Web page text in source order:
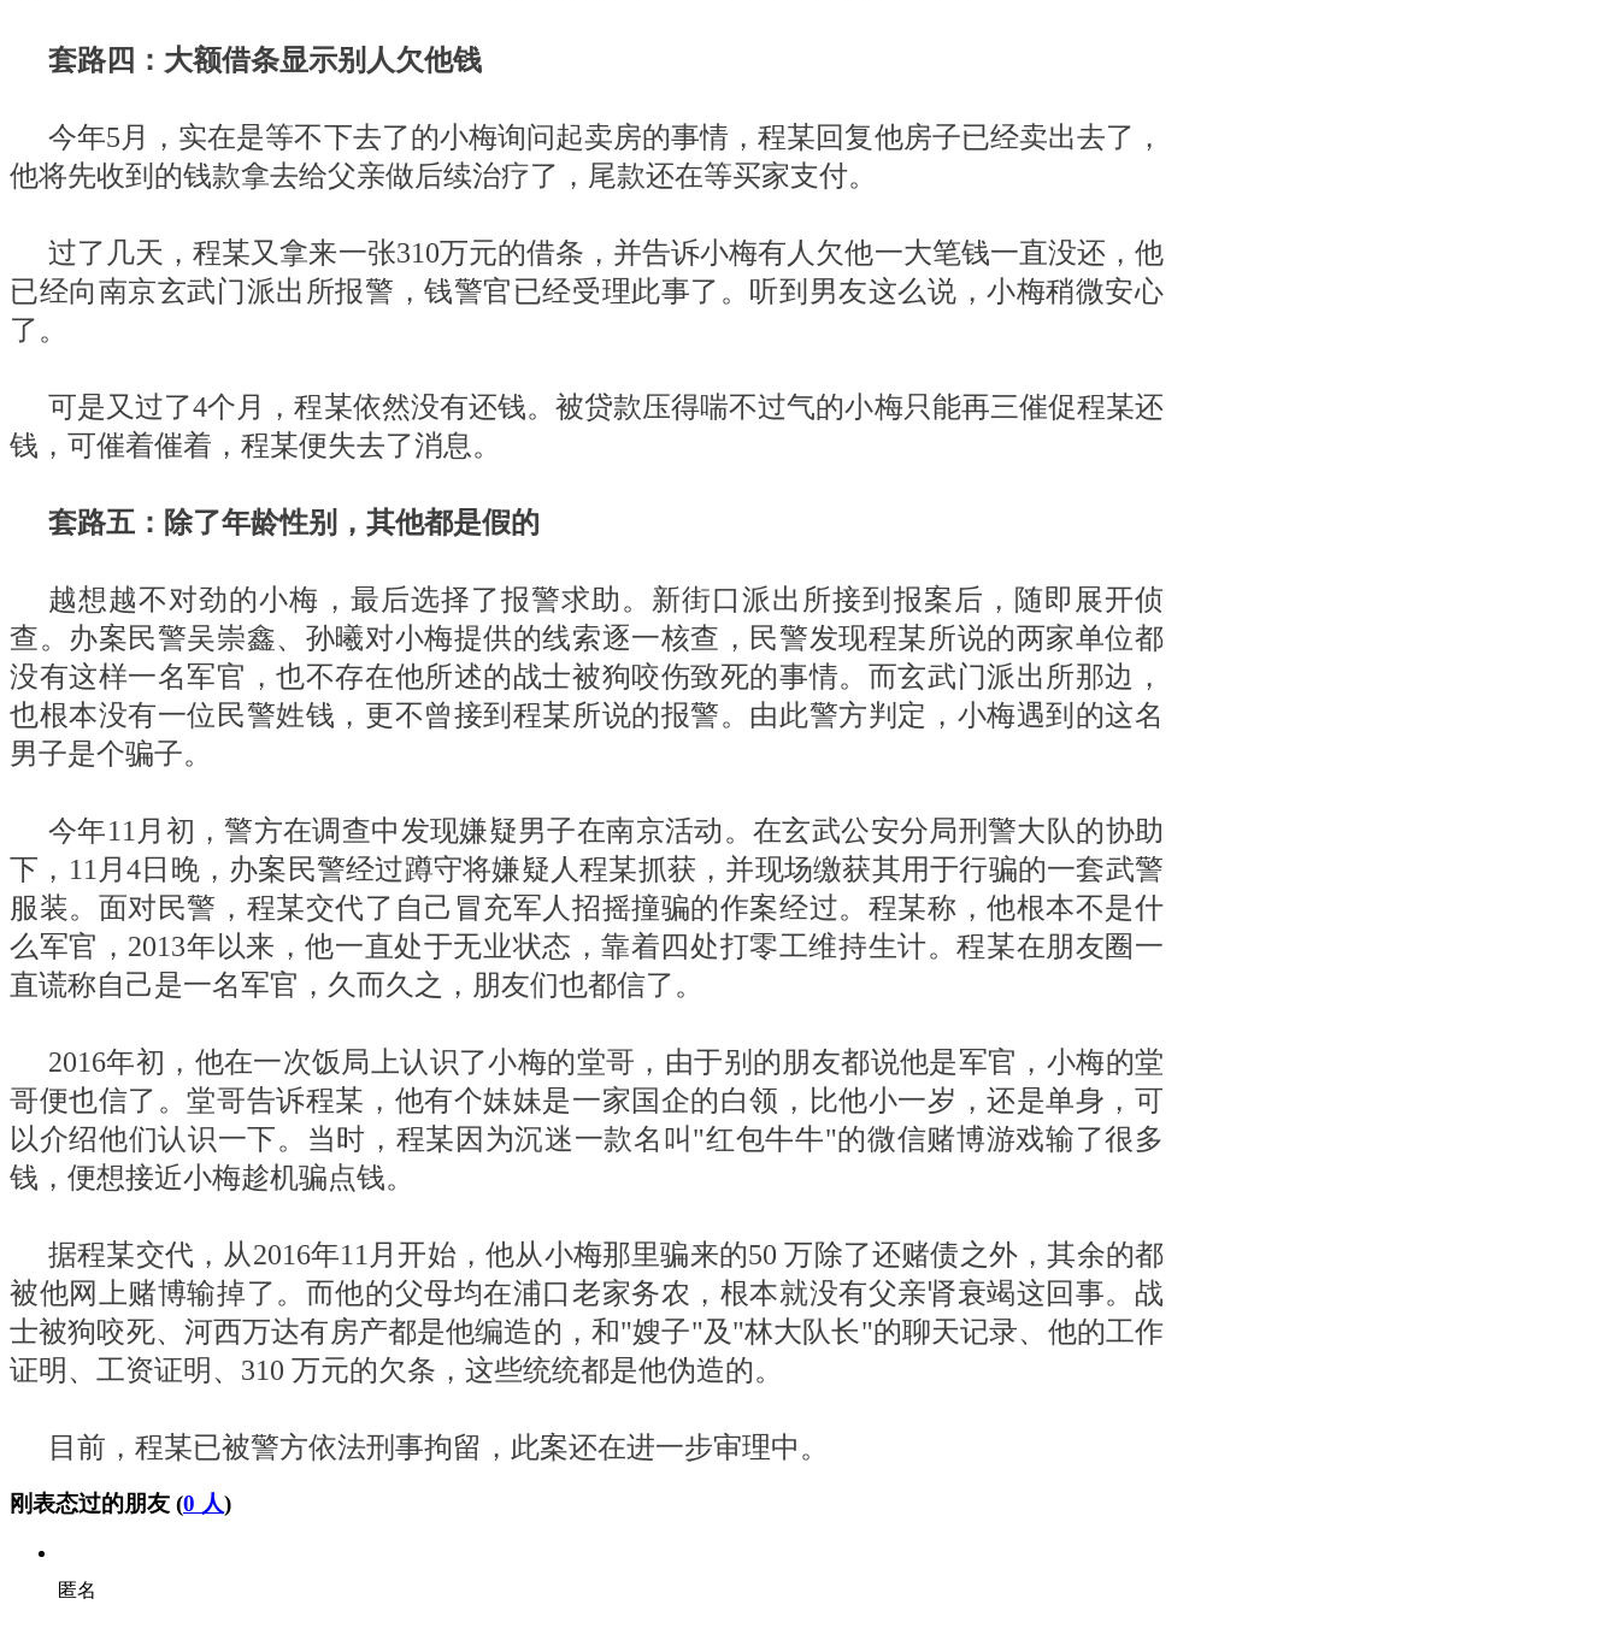
套路四：大额借条显示别人欠他钱
今年5月，实在是等不下去了的小梅询问起卖房的事情，程某回复他房子已经卖出去了，
他将先收到的钱款拿去给父亲做后续治疗了，尾款还在等买家支付。
过了几天，程某又拿来一张310万元的借条，并告诉小梅有人欠他一大笔钱一直没还，他
已经向南京玄武门派出所报警，钱警官已经受理此事了。听到男友这么说，小梅稍微安心
了。
可是又过了4个月，程某依然没有还钱。被贷款压得喘不过气的小梅只能再三催促程某还
钱，可催着催着，程某便失去了消息。
套路五：除了年龄性别，其他都是假的
越想越不对劲的小梅，最后选择了报警求助。新街口派出所接到报案后，随即展开侦
查。办案民警吴崇鑫、孙曦对小梅提供的线索逐一核查，民警发现程某所说的两家单位都
没有这样一名军官，也不存在他所述的战士被狗咬伤致死的事情。而玄武门派出所那边，
也根本没有一位民警姓钱，更不曾接到程某所说的报警。由此警方判定，小梅遇到的这名
男子是个骗子。
今年11月初，警方在调查中发现嫌疑男子在南京活动。在玄武公安分局刑警大队的协助
下，11月4日晚，办案民警经过蹲守将嫌疑人程某抓获，并现场缴获其用于行骗的一套武警
服装。面对民警，程某交代了自己冒充军人招摇撞骗的作案经过。程某称，他根本不是什
么军官，2013年以来，他一直处于无业状态，靠着四处打零工维持生计。程某在朋友圈一
直谎称自己是一名军官，久而久之，朋友们也都信了。
2016年初，他在一次饭局上认识了小梅的堂哥，由于别的朋友都说他是军官，小梅的堂
哥便也信了。堂哥告诉程某，他有个妹妹是一家国企的白领，比他小一岁，还是单身，可
以介绍他们认识一下。当时，程某因为沉迷一款名叫"红包牛牛"的微信赌博游戏输了很多
钱，便想接近小梅趁机骗点钱。
据程某交代，从2016年11月开始，他从小梅那里骗来的50 万除了还赌债之外，其余的都
被他网上赌博输掉了。而他的父母均在浦口老家务农，根本就没有父亲肾衰竭这回事。战
士被狗咬死、河西万达有房产都是他编造的，和"嫂子"及"林大队长"的聊天记录、他的工作
证明、工资证明、310 万元的欠条，这些统统都是他伪造的。
目前，程某已被警方依法刑事拘留，此案还在进一步审理中。
刚表态过的朋友 (0 人)
匿名